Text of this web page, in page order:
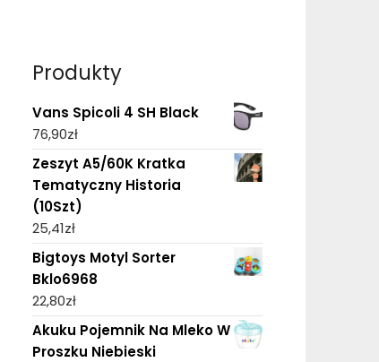
Produkty
Vans Spicoli 4 SH Black
76,90zł
Zeszyt A5/60K Kratka
Tematyczny Historia
(10Szt)
25,41zł
Bigtoys Motyl Sorter
Bklo6968
22,80zł
Akuku Pojemnik Na Mleko W
Proszku Niebieski